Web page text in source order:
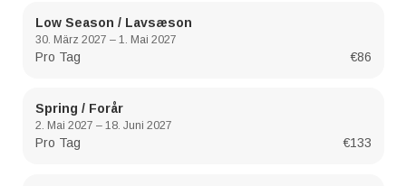
Low Season / Lavsæson
30. März 2027 – 1. Mai 2027
Pro Tag €86
Spring / Forår
2. Mai 2027 – 18. Juni 2027
Pro Tag €133